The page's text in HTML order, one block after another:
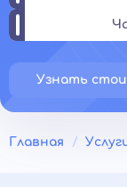
Узнать
Главная